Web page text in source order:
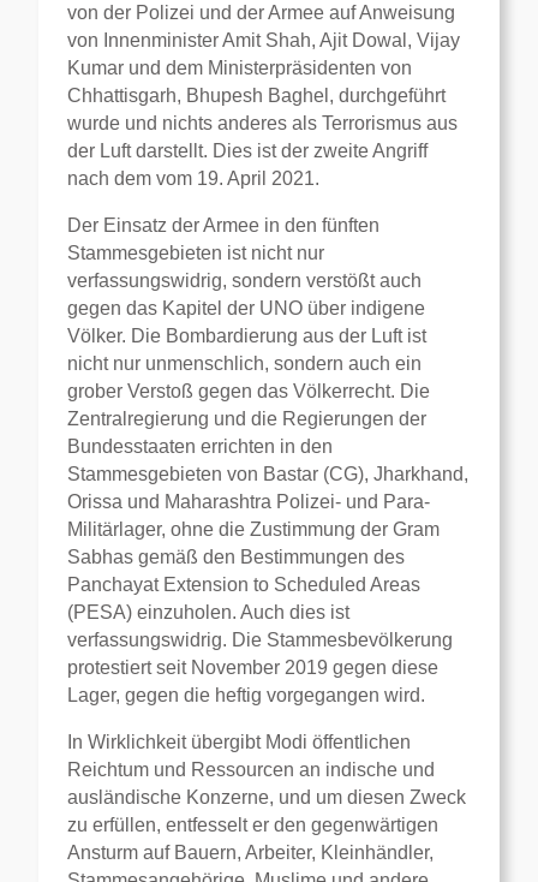
von der Polizei und der Armee auf Anweisung
von Innenminister Amit Shah, Ajit Dowal, Vijay
Kumar und dem Ministerpräsidenten von
Chhattisgarh, Bhupesh Baghel, durchgeführt
wurde und nichts anderes als Terrorismus aus
der Luft darstellt. Dies ist der zweite Angriff
nach dem vom 19. April 2021.
Der Einsatz der Armee in den fünften
Stammesgebieten ist nicht nur
verfassungswidrig, sondern verstößt auch
gegen das Kapitel der UNO über indigene
Völker. Die Bombardierung aus der Luft ist
nicht nur unmenschlich, sondern auch ein
grober Verstoß gegen das Völkerrecht. Die
Zentralregierung und die Regierungen der
Bundesstaaten errichten in den
Stammesgebieten von Bastar (CG), Jharkhand,
Orissa und Maharashtra Polizei- und Para-
Militärlager, ohne die Zustimmung der Gram
Sabhas gemäß den Bestimmungen des
Panchayat Extension to Scheduled Areas
(PESA) einzuholen. Auch dies ist
verfassungswidrig. Die Stammesbevölkerung
protestiert seit November 2019 gegen diese
Lager, gegen die heftig vorgegangen wird.
In Wirklichkeit übergibt Modi öffentlichen
Reichtum und Ressourcen an indische und
ausländische Konzerne, und um diesen Zweck
zu erfüllen, entfesselt er den gegenwärtigen
Ansturm auf Bauern, Arbeiter, Kleinhändler,